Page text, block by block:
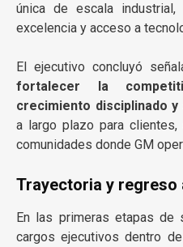
única de escala
excelencia y acceso a
El ejecutivo concluyó
fortalecer la
crecimiento disciplinado y
a largo plazo para
comunidades donde GM
Trayectoria y regreso
En las primeras etapas de
cargos ejecutivos dentro